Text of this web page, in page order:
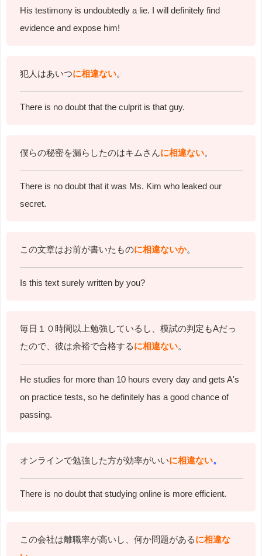
His testimony is undoubtedly a lie. I will definitely find
evidence and expose him!
犯人はあいつに相違ない。
There is no doubt that the culprit is that guy.
僕らの秘密を漏らしたのはキムさんに相違ない。
There is no doubt that it was Ms. Kim who leaked our
secret.
この文章はお前が書いたものに相違ないか。
Is this text surely written by you?
毎日１０時間以上勉強しているし、模試の判定もAだっ
たので、彼は余裕で合格するに相違ない。
He studies for more than 10 hours every day and gets A's
on practice tests, so he definitely has a good chance of
passing.
オンラインで勉強した方が効率がいいに相違ない。
There is no doubt that studying online is more efficient.
この会社は離職率が高いし、何か問題があるに相違な